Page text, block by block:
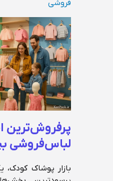
فروشی
پرفروش‌ترین
لباس‌فروشی
بازار پوشاک